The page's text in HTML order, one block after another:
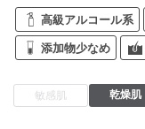
高級アルコール系
添加物少なめ
敏感肌 乾燥肌